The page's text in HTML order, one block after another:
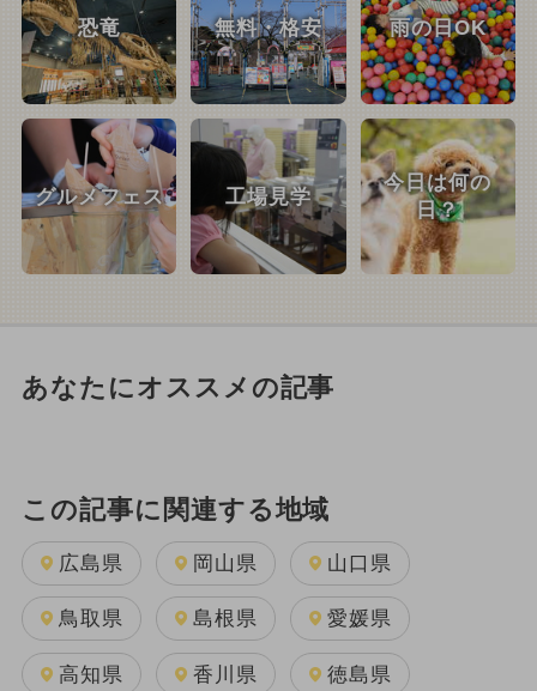
恐竜 無料・格安 雨の日OK
グルメフェス 工場見学
今日は何の
日？
あなたにオススメの記事
この記事に関連する地域
広島県 岡山県 山口県
鳥取県 島根県 愛媛県
高知県 香川県 徳島県